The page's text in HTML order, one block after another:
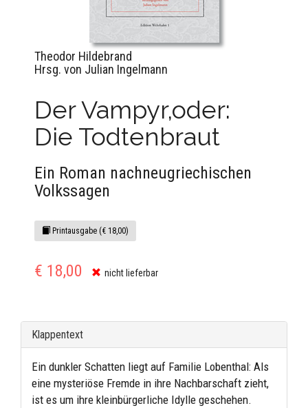
Theodor Hildebrand
Hrsg. von Julian Ingelmann
Der Vampyr,oder:
Die Todtenbraut
Ein Roman nachneugriechischen
Volkssagen
Printausgabe (€ 18,00)
€ 18,00 nicht lieferbar
Klappentext
Ein dunkler Schatten liegt auf Familie Lobenthal: Als
eine mysteriöse Fremde in ihre Nachbarschaft zieht,
ist es um ihre kleinbürgerliche Idylle geschehen.